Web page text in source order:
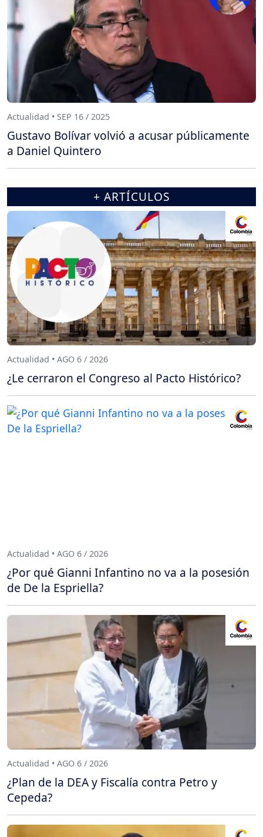
Actualidad • SEP 16 / 2025
Gustavo Bolívar volvió a acusar públicamente
a Daniel Quintero
+ ARTÍCULOS
Actualidad • AGO 6 / 2026
¿Le cerraron el Congreso al Pacto Histórico?
Actualidad • AGO 6 / 2026
¿Por qué Gianni Infantino no va a la posesión
de De la Espriella?
Actualidad • AGO 6 / 2026
¿Plan de la DEA y Fiscalía contra Petro y
Cepeda?